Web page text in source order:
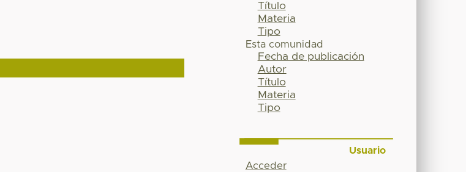
Título
Materia
Tipo
Esta comunidad
Fecha de publicación
Autor
Título
Materia
Tipo
Usuario
Acceder